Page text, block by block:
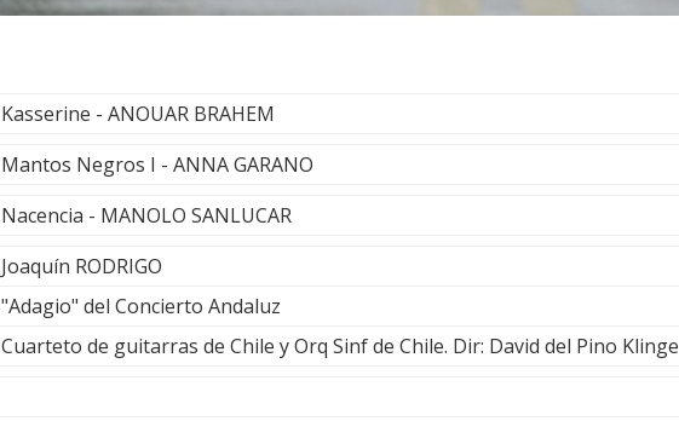
Kasserine - ANOUAR BRAHEM
Mantos Negros I - ANNA GARANO
Nacencia - MANOLO SANLUCAR
Joaquín RODRIGO
"Adagio" del Concierto Andaluz
Cuarteto de guitarras de Chile y Orq Sinf de Chile. Dir: David del Pino Klinge